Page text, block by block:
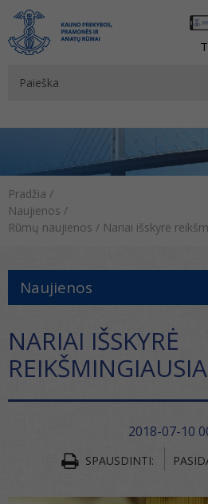
Pradžia /
Naujienos /
Rūmų naujienos / Nariai išskyrė
Naujienos
NARIAI IŠSKYRĖ
2018-07-10
SPAUSDINTI: